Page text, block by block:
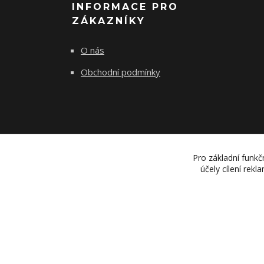
INFORMACE PRO
ZÁKAZNÍKY
O nás
Obchodní podmínky
Pro základní
účely cílení